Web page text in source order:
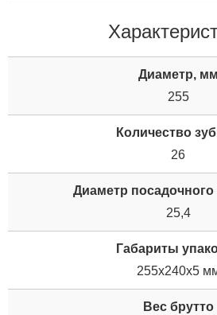
Диаметр, мм
255
Количество
26
Диаметр посадочного
25,4
Габариты
255x240x5
Вес брутто